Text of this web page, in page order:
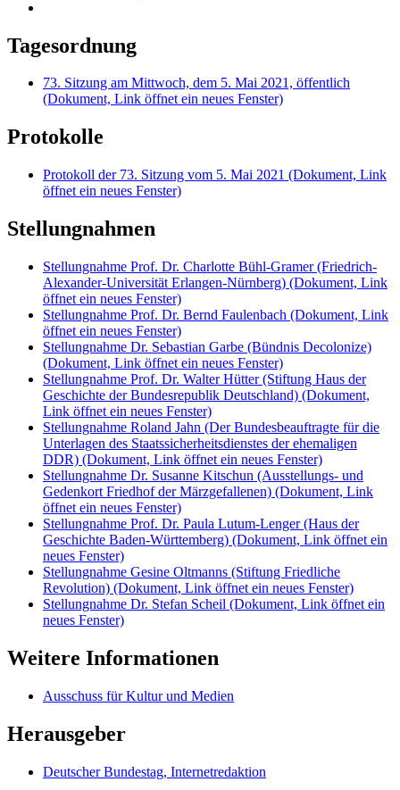
Tagesordnung
73. Sitzung am Mittwoch, dem 5. Mai 2021, öffentlich
(Dokument, Link öffnet ein neues Fenster)
Protokolle
Protokoll der 73. Sitzung vom 5. Mai 2021 (Dokument, Link
öffnet ein neues Fenster)
Stellungnahmen
Stellungnahme Prof. Dr. Charlotte Bühl-Gramer (Friedrich-
Alexander-Universität Erlangen-Nürnberg) (Dokument, Link
öffnet ein neues Fenster)
Stellungnahme Prof. Dr. Bernd Faulenbach (Dokument, Link
öffnet ein neues Fenster)
Stellungnahme Dr. Sebastian Garbe (Bündnis Decolonize)
(Dokument, Link öffnet ein neues Fenster)
Stellungnahme Prof. Dr. Walter Hütter (Stiftung Haus der
Geschichte der Bundesrepublik Deutschland) (Dokument,
Link öffnet ein neues Fenster)
Stellungnahme Roland Jahn (Der Bundesbeauftragte für die
Unterlagen des Staatssicherheitsdienstes der ehemaligen
DDR) (Dokument, Link öffnet ein neues Fenster)
Stellungnahme Dr. Susanne Kitschun (Ausstellungs- und
Gedenkort Friedhof der Märzgefallenen) (Dokument, Link
öffnet ein neues Fenster)
Stellungnahme Prof. Dr. Paula Lutum-Lenger (Haus der
Geschichte Baden-Württemberg) (Dokument, Link öffnet ein
neues Fenster)
Stellungnahme Gesine Oltmanns (Stiftung Friedliche
Revolution) (Dokument, Link öffnet ein neues Fenster)
Stellungnahme Dr. Stefan Scheil (Dokument, Link öffnet ein
neues Fenster)
Weitere Informationen
Ausschuss für Kultur und Medien
Herausgeber
Deutscher Bundestag, Internetredaktion